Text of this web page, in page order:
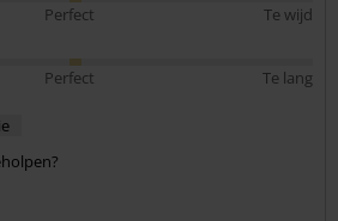
Perfect
Te wijd
Perfect Te lang